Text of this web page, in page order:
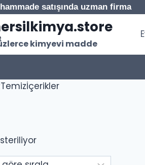
hammade satışında uzman
kimyevi madde